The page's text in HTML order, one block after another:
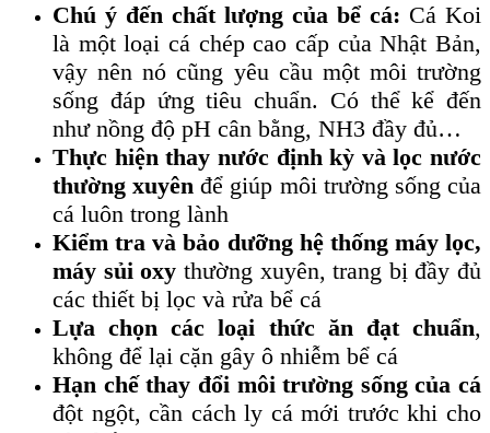
Chú ý đến chất lượng của bể cá: Cá Koi
là một loại cá chép cao cấp của Nhật Bản,
vậy nên nó cũng yêu cầu một môi trường
sống đáp ứng tiêu chuẩn. Có thể kể đến
như nồng độ pH cân bằng, NH3 đầy đủ…
Thực hiện thay nước định kỳ và lọc nước
thường xuyênđể giúp môi trường sống của
cá luôn trong lành
Kiểm tra và bảo dưỡng hệ thống máy lọc,
máy sủi oxy thường xuyên, trang bị đầy đủ
các thiết bị lọc và rửa bể cá
Lựa chọn các loại thức ăn đạt chuẩn,
không để lại cặn gây ô nhiễm bể cá
Hạn chế thay đổi môi trường sống của cá
đột ngột, cần cách ly cá mới trước khi cho